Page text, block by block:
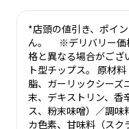
*店頭の値引き、ポイ
ん。 ※デリバリー価
格と異なる場合がござ
ト型チップス。 原材
脂、ガーリックシーズ
末、デキストリン、香
ス、粉末味噌）／調味
カ色素、甘味料（スク